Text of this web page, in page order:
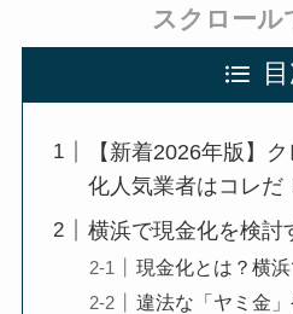
スクロール
【新着2026年版】
化人気業者はコレだ
横浜で現金化を検討
現金化とは？横
違法な「ヤミ金